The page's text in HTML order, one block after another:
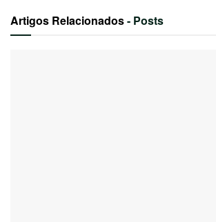
Artigos Relacionados- Posts